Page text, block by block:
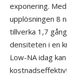
exponering.
upplösningen 8
tillverka 1,7
densiteten i en
Low-NA idag